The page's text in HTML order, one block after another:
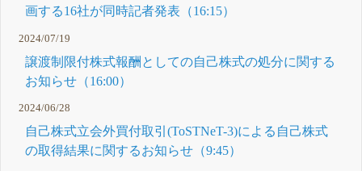
画する16社が同時記者発表（16:15）
2024/07/19
譲渡制限付株式報酬としての自己株式の処分に関する
お知らせ（16:00）
2024/06/28
自己株式立会外買付取引(ToSTNeT-3)による自己株式
の取得結果に関するお知らせ（9:45）